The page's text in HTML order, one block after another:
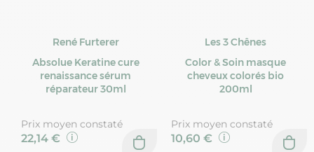
René Furterer
Absolue Keratine cure
renaissance sérum
réparateur 30ml
Prix moyen constaté
22,14 €
Les 3 Chênes
Color & Soin masque
cheveux colorés bio
200ml
Prix moyen constaté
10,60 €